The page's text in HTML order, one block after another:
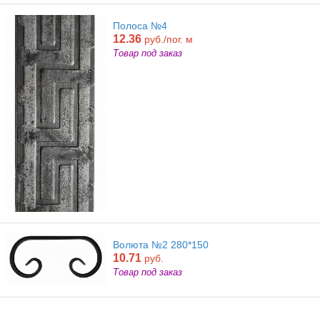
Полоса №4
12.36 руб./пог. м
Товар под заказ
Волюта №2 280*150
10.71 руб.
Товар под заказ